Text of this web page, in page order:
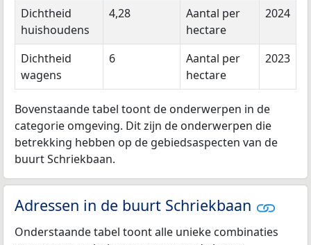
Dichtheid
huishoudens
4,28
Aantal per
hectare
2024
Dichtheid
wagens
6
Aantal per
hectare
2023
Bovenstaande tabel toont de onderwerpen in de
categorie omgeving. Dit zijn de onderwerpen die
betrekking hebben op de gebiedsaspecten van de
buurt Schriekbaan.
Adressen in de buurt Schriekbaan
Onderstaande tabel toont alle unieke combinaties